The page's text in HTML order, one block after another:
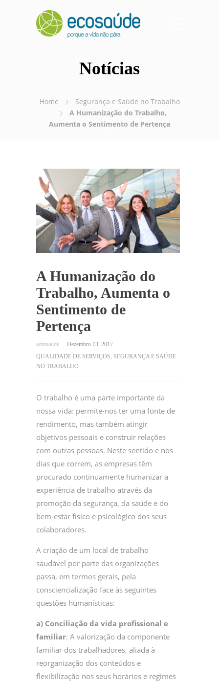
Notícias
Home
Segurança e Saúde no Trabalho
A Humanização do Trabalho,
Aumenta o Sentimento de Pertença
A Humanização do
Trabalho, Aumenta o
Sentimento de
Pertença
Dezembro 13, 2017
QUALIDADE DE SERVIÇOS, SEGURANÇA E SAÚDE
NO TRABALHO
O trabalho é uma parte importante da
nossa vida: permite-nos ter uma fonte de
rendimento, mas também atingir
objetivos pessoais e construir relações
com outras pessoas. Neste sentido e nos
dias que correm, as empresas têm
procurado continuamente humanizar a
experiência de trabalho através da
promoção da segurança, da saúde e do
bem-estar físico e psicológico dos seus
colaboradores.
A criação de um local de trabalho
saudável por parte das organizações
passa, em termos gerais, pela
consciencialização face às seguintes
questões humanísticas:
a) Conciliação da vida profissional e
familiar: A valorização da componente
familiar dos trabalhadores, aliada à
reorganização dos conteúdos e
flexibilização nos seus horários e regimes